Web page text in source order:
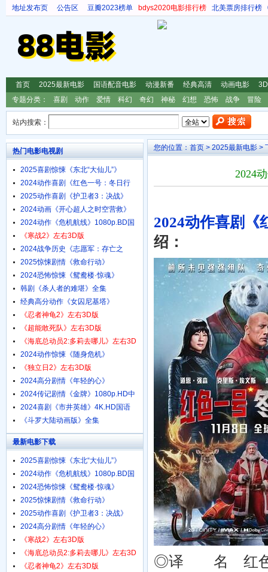
地址发布页 公告区 豆瓣2023榜单 bdys2020电影排行榜 北美票房排行榜
首页 2025最新电影 国语配音电影 动漫新番 经典高清 动画电影
专题分类：
喜剧 动作 爱情 科幻 奇幻 神秘 幻想 恐怖 战争 冒险
站内搜索：
您的位置： 首页 > 2025最新电影 >
2024
2024动作喜剧《
绍：
◎译 名 红色一
热门电影电视剧
2025喜剧惊悚《东北“大仙儿”》
1080p.HD国语中字
2024动作喜剧《红色一号：冬日行
动》4K.HD中英双字
2025动作喜剧《护卫者3：决战》
1080p.HD国语中字
2024动画《开心超人之时空营救》
4K.HD国语中字
2024动作《危机航线》1080p.BD国
语中字
《寒战2》左右3D版
2024战争历史《志愿军：存亡之
战》4K.HD国语中字
2025惊悚剧情《救命行动》
1080p.HD中字
2024恐怖惊悚《鸳鸯楼·惊魂》
4K.HD国语中字
韩剧《杀人者的难堪》全集
经典高分动作《女囚尼基塔》
1080p.BD中英双字
《忍者神龟2》左右3D版
《超能敢死队》左右3D版
《海底总动员2:多莉去哪儿》左右3D
版
2024动作惊悚《随身危机》
1080p.HD中英双字
《独立日2》左右3D版
2024高分剧情《年轻的心》
1080p.HD中字
2024传记剧情《金牌》1080p.HD中
字
2024喜剧《市井英雄》4K.HD国语
中字
《斗罗大陆动画版》全集
最新电影下载
2025喜剧惊悚《东北“大仙儿”》
1080p.HD国语中字
2024动作《危机航线》1080p.BD国
语中字
2024恐怖惊悚《鸳鸯楼·惊魂》
4K.HD国语中字
2025惊悚剧情《救命行动》
1080p.HD中字
2025动作喜剧《护卫者3：决战》
1080p.HD国语中字
2024高分剧情《年轻的心》
1080p.HD中字
《寒战2》左右3D版
《海底总动员2:多莉去哪儿》左右3D
版
《忍者神龟2》左右3D版